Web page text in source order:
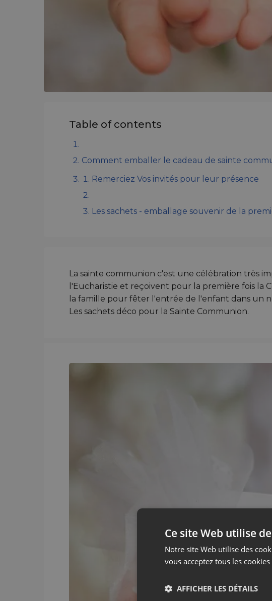
Table of contents
Comment emballer le cadeau de sainte
Remerciez Vos invités pour leur présence
Les sachets - emballage souvenir de la
La sainte communion c'est une célébration très
l'Eucharistie et reçoivent pour la première fois la
la famille pour fêter l'entrée de l'enfant dans un
Les sachets déco pour la Sainte Communion.
Ce site Web utilise
Notre site Web utilise des
vous acceptez tous les
AFFICHER LES DÉTAILS